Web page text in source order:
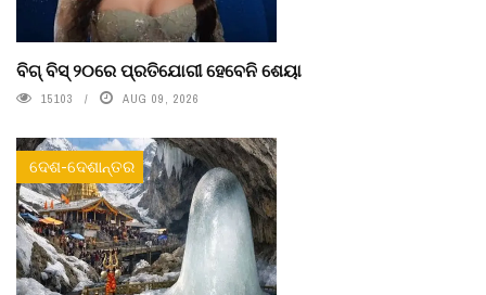
ବିଗ୍ ବିସ୍ ୨୦ରେ ପ୍ରତିଯୋଗୀ ହେବେନି ଶେୟା
15103 AUG 09, 2026
ଦେଶ-ଦେଶାନ୍ତର